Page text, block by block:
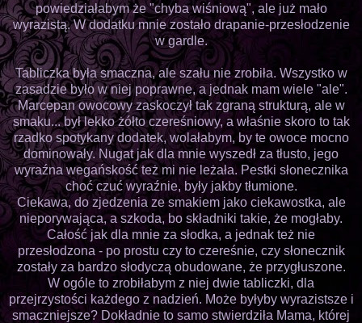
powiedziałabym że "chyba wiśniową", ale już mało
wyrazistą. W dodatku mnie zostało drapanie-przesłodzenie
w gardle.
Tabliczka była smaczna, ale szału nie zrobiła. Wszystko w
zasadzie było w niej poprawne, a jednak mam wiele "ale".
Marcepan owocowy zaskoczył tak zgraną strukturą, ale w
smaku... był lekko żółto czereśniowy, a właśnie skoro to tak
rzadko spotykany dodatek, wolałabym, by te owoce mocno
dominowały. Nugat jak dla mnie wyszedł za tłusto, jego
wyraźna wegańskość też mi nie leżała. Pestki słonecznika
choć czuć wyraźnie, były jakby tłumione.
Ciekawa, do zjedzenia ze smakiem jako ciekawostka, ale
nieporywająca, a szkoda, bo składniki takie, że mogłaby.
Całość jak dla mnie za słodka, a jednak też nie
przesłodzona - po prostu czy to czereśnie, czy słonecznik
zostały za bardzo słodyczą obudowane, że przygłuszone.
W ogóle to zrobiłabym z niej dwie tabliczki, dla
przejrzystości każdego z nadzień. Może byłyby wyrazistsze i
smaczniejsze? Dokładnie to samo stwierdziła Mama, której